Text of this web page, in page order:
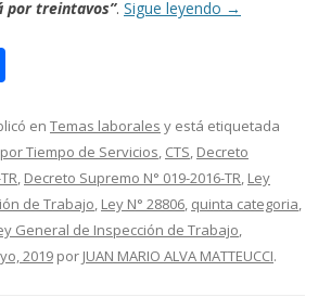
por treintavos”. Sigue leyendo →
m
p
ar
ti
r
en Temas laborales y está etiquetada
Tiempo de Servicios, CTS, Decreto
, Decreto Supremo N° 019-2016-TR, Ley
de Trabajo, Ley N° 28806, quinta categoria,
General de Inspección de Trabajo,
2019 por JUAN MARIO ALVA MATTEUCCI.